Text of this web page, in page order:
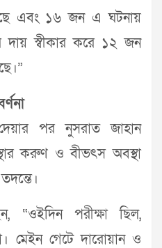
এবং ১৬ জন এ ঘটনায়
স্বীকার করে ১২ জন
পর নুসরাত জাহান
করুণ ও বীভৎস অবস্থা
“ওইদিন পরীক্ষা ছিল,
মেইন গেটে দারোয়ান ও